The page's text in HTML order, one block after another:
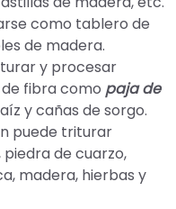
como tablero de
de madera.
y procesar
fibra como paja de
y cañas de sorgo.
puede triturar
de cuarzo,
madera, hierbas y